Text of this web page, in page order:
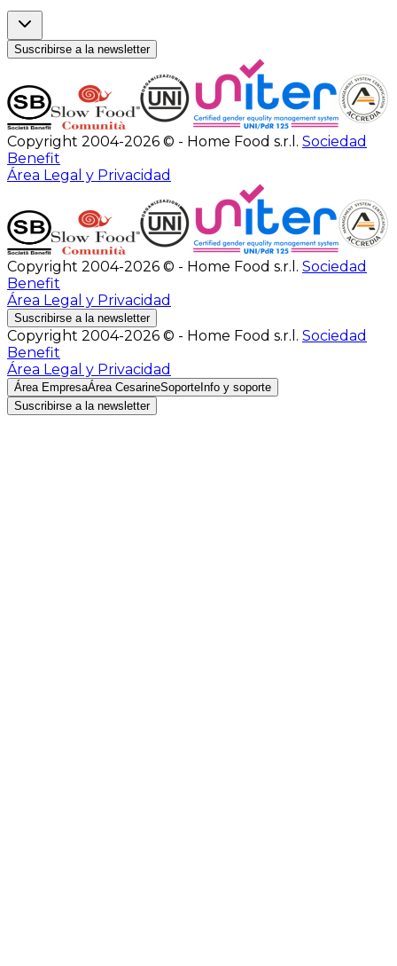
Suscribirse a la newsletter
Copyright 2004-2026 © - Home Food s.r.l. Sociedad
Benefit
Área Legal y Privacidad
Copyright 2004-2026 © - Home Food s.r.l. Sociedad
Benefit
Área Legal y Privacidad
Suscribirse a la newsletter
Copyright 2004-2026 © - Home Food s.r.l. Sociedad
Benefit
Área Legal y Privacidad
Área EmpresaÁrea CesarineSoporte Info y soporte
Suscribirse a la newsletter